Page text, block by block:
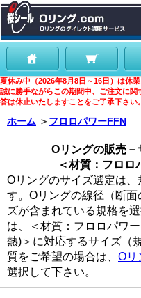
夏休み中（2026年8月8日～16日）は休業
誠に勝手ながらこの期間中、ご注文に
答は休止いたしますことをご了承下さい。
ホーム ＞ フロロパワーFFN
Oリングの販売
＜材質：フロロ
Oリングのサイズ選定は
す。Oリングの線径（断
ズが含まれている規格を
は、＜材質：フロロパワ
熱)＞に対応するサイズ（
質をご希望の場合は、 Oリ
選択して下さい。